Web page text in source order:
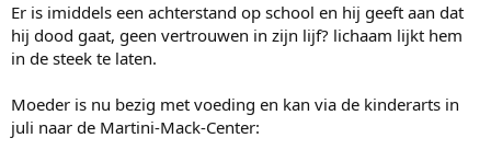
Er is imiddels een achterstand op school en hij geeft aan dat
hij dood gaat, geen vertrouwen in zijn lijf? lichaam lijkt hem
in de steek te laten.
Moeder is nu bezig met voeding en kan via de kinderarts in
juli naar de Martini-Mack-Center: